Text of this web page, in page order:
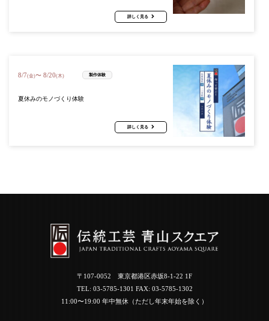
詳しく見る
8/7(金)〜 8/20(木) 製作体験
夏休みのモノづくり体験
詳しく見る
〒107-0052 東京都港区赤坂8-1-22 1F
TEL: 03-5785-1301 FAX: 03-5785-1302
11:00〜19:00 年中無休（ただし年末年始を除く）